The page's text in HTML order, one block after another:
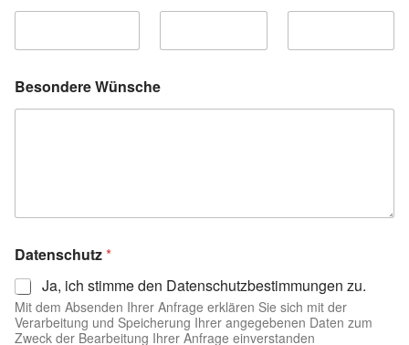
Besondere Wünsche
Datenschutz*
Ja, ich stimme den Datenschutzbestimmungen zu.
Mit dem Absenden Ihrer Anfrage erklären Sie sich mit der
Verarbeitung und Speicherung Ihrer angegebenen Daten zum
Zweck der Bearbeitung Ihrer Anfrage einverstanden